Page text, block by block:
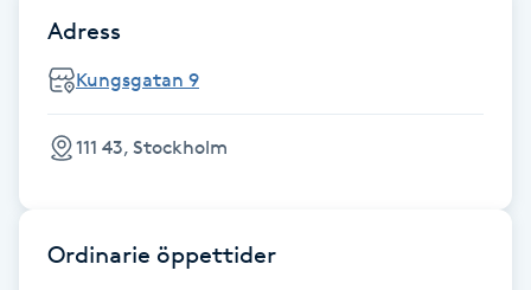
Fransfärgning
Fransförlängning
Fransförlängning Volym
Adress
Kungsgatan 9
111 43, Stockholm
Ordinarie öppettider